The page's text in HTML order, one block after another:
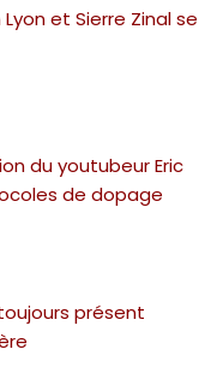
et Sierre Zinal se
du youtubeur Eric
de dopage
présent